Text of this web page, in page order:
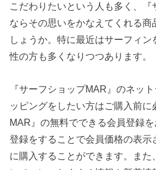
こだわりたいという人も多く、『
ならその思いをかなえてくれる商
しょうか。特に最近はサーフィ
性の方も多くなりつつあります。
『サーフショップMAR』のネッ
ッピングをしたい方はご購入前
MAR』の無料でできる会員登録
登録をすることで会員価格の表示
に購入することができます。また